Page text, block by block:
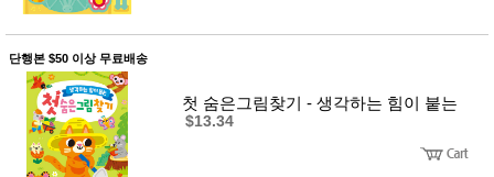
션
어른내
의
유/아동
내의
가방/지
갑/케이
스
패션/잡
화
단행본 $50 이상 무료배송
첫 숨은그림찾기 - 생각하는 힘이 붙는
$13.34